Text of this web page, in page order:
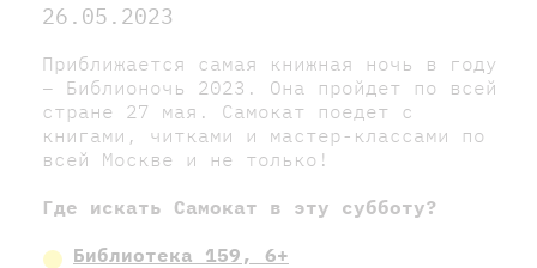
26.05.2023
Приближается самая книжная ночь в году
– Библионочь 2023. Она пройдет по всей
стране 27 мая. Самокат поедет с
книгами, читками и мастер-классами по
всей Москве и не только!
Где искать Самокат в эту субботу?
Библиотека 159, 6+